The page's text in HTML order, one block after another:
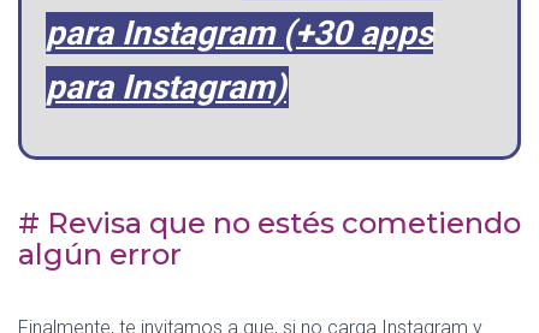
para Instagram (+30 apps
para Instagram)
# Revisa que no estés cometiendo
algún error
Finalmente, te invitamos a que, si no carga Instagram y